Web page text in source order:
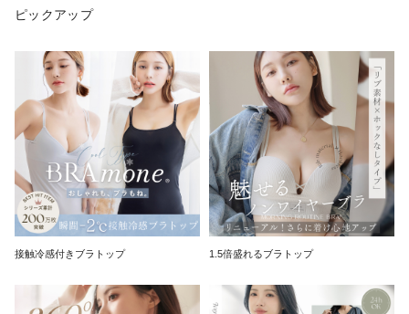
ピックアップ
接触冷感付きブラトップ 1.5倍盛れるブラトップ